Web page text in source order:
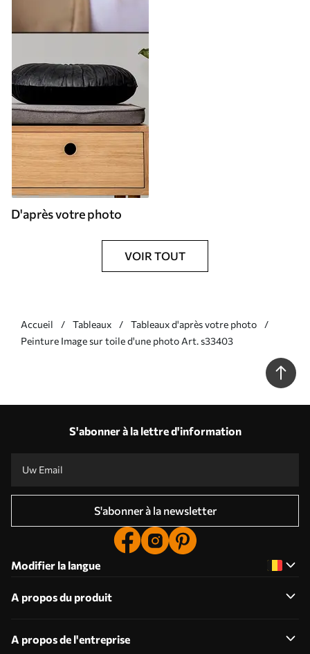
D'après votre photo
VOIR TOUT
Accueil Tableaux
Tableaux d'après votre photo
Peinture Image sur toile d'une photo Art. s33403
S'abonner à la lettre d'information
S'abonner à la newsletter
Modifier la langue
A propos du produit
A propos de l'entreprise